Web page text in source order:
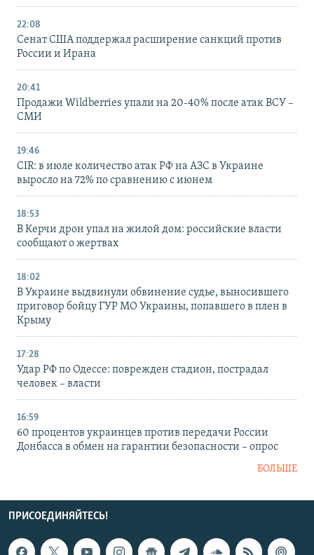
22:08
Сенат США поддержал расширение санкций против
России и Ирана
20:41
Продажи Wildberries упали на 20-40% после атак ВСУ –
СМИ
19:46
CIR: в июле количество атак РФ на АЗС в Украине
выросло на 72% по сравнению с июнем
18:53
В Керчи дрон упал на жилой дом: российские власти
сообщают о жертвах
18:02
В Украине выдвинули обвинение судье, выносившего
приговор бойцу ГУР МО Украины, попавшего в плен в
Крыму
17:28
Удар РФ по Одессе: поврежден стадион, пострадал
человек – власти
16:59
60 процентов украинцев против передачи России
Донбасса в обмен на гарантии безопасности – опрос
БОЛЬШЕ
ПРИСОЕДИНЯЙТЕСЬ!